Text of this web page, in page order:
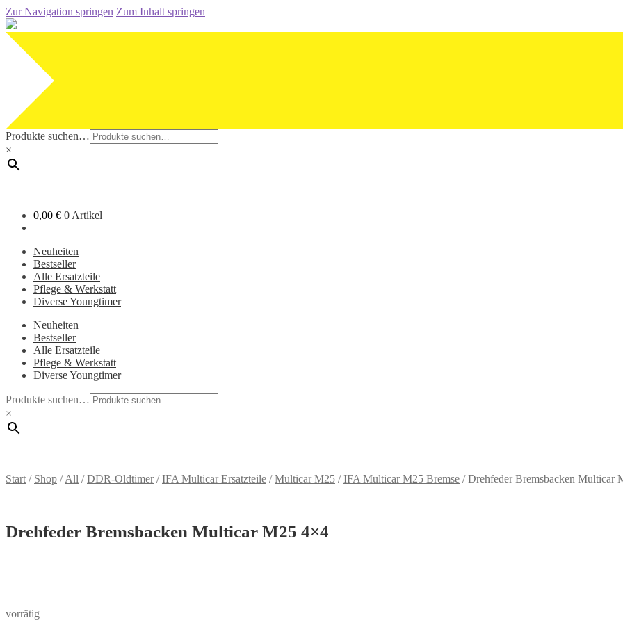
Zur Navigation springen Zum Inhalt springen
Produkte suchen…
×
0,00 € 0 Artikel
Neuheiten
Bestseller
Alle Ersatzteile
Pflege & Werkstatt
Diverse Youngtimer
Neuheiten
Bestseller
Alle Ersatzteile
Pflege & Werkstatt
Diverse Youngtimer
Produkte suchen…
×
Start / Shop /All /DDR-Oldtimer/IFA Multicar Ersatzteile /Multicar M25 /IFA Multicar M25 Bremse /Drehfeder Bremsbacken Multicar
Drehfeder Bremsbacken Multicar M25 4×4
vorrätig